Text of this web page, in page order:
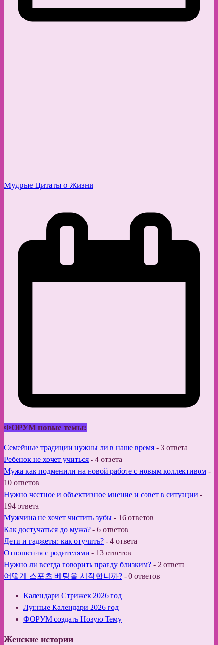
Мудрые Цитаты о Жизни
ФОРУМ новые темы:
Семейные традиции нужны ли в наше время - 3 ответа
Ребенок не хочет учиться - 4 ответа
Мужа как подменили на новой работе с новым коллективом -
10 ответов
Нужно честное и объективное мнение и совет в ситуации -
194 ответа
Мужчина не хочет чистить зубы - 16 ответов
Как достучаться до мужа? - 6 ответов
Дети и гаджеты: как отучить? - 4 ответа
Отношения с родителями - 13 ответов
Нужно ли всегда говорить правду близким? - 2 ответа
어떻게 스포츠 베팅을 시작합니까? - 0 ответов
Календари Стрижек 2026 год
Лунные Календари 2026 год
ФОРУМ создать Новую Тему
Женские истории